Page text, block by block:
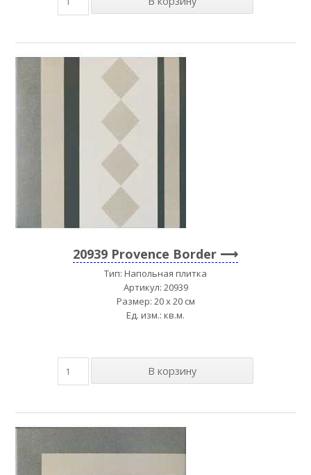
20939 Provence Border
Тип: Напольная плитка
Артикул: 20939
Размер: 20 x 20 см
Ед. изм.: кв.м.